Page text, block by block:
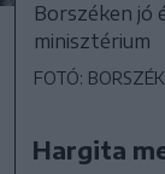
Borszéken jó
minisztérium
FOTÓ:
Hargita